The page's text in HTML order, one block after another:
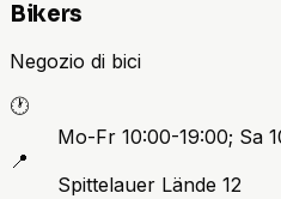
Bikers
Negozio di bici
🕐
Mo-Fr 10:00-19:00; Sa
📍
Spittelauer Lände 12